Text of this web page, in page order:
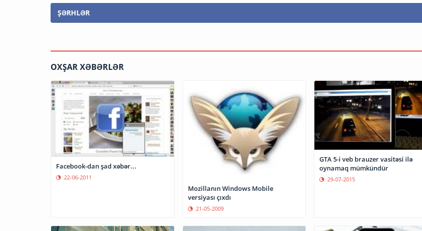
ŞƏRHLƏR
OXŞAR XƏBƏRLƏR
Facebook-dan şad xəbər...
22-06-2011
Mozillanın Windows Mobile
versiyası çıxdı
21-05-2009
GTA 5-i veb brauzer vasitəsi ilə
oynamaq mümkündür
29-07-2015